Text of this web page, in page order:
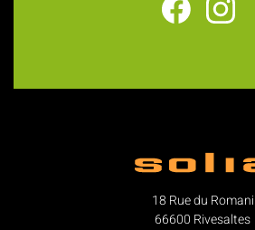
18 Rue du Romani
66600 Rivesaltes